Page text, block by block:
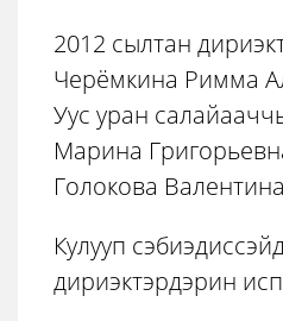
2012 сылтан
Черёмкина Римма
Уус уран
Марина
Голокова
Кулууп
дириэктэрдэрин